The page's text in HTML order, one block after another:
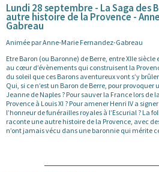
Lundi 28 septembre - La Saga des
autre histoire de la Provence -
Gabreau
Animée par Anne-Marie Fernandez-Gabreau
Etre Baron (ou Baronne) de Berre, entre XIIe
au cœur d’évènements qui construisent la
du soleil que ces Barons aventureux vont s’y
Qui, si ce n’est un Baron de Berre, pour
Jeanne de Naples ? Pour sauver la France lors de
Provence à Louis XI ? Pour amener Henri IV a
l’honneur de funérailles royales à l’Escurial ? La
raconte une autre histoire de la Provence, avec
n’ont jamais vécu dans une baronnie qui mérite